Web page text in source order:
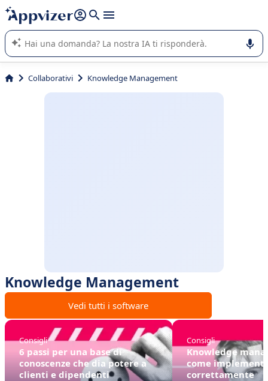
righe con
shift + enter
L'IA di Appvizer vi guida nell'utilizzo o nella scelta di un
software SaaS per la vostra azienda.
Collaborativi Knowledge Management
Knowledge Management
Vedi tutti i software
Consigli
6 passi per una base di
conoscenze che dia potere a
clienti e dipendenti
Consigli
Knowledge
come
correttamente